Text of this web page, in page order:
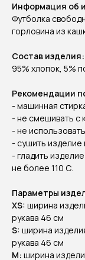
Информация об
Футболка
горловина из
Состав изделия:
95% хлопок, 5%
Pекомендации
- машинная
- не смешивать с
- не
- сушить
- гладить
не более 110 С.
Параметры
XS: ширина
рукава 46 см
S: ширина
рукава 46 см
М: ширина